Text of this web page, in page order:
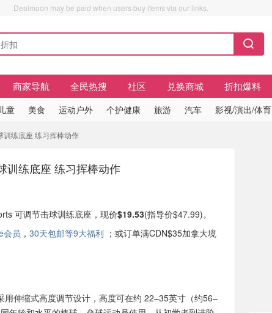
Dealmoon may be paid when users buy items via our links.
商家导航 全民热搜 社区 兑换商城 折扣爆料
童 美食 运动户外 个护健康 旅游 汽车 影视/演出/体育
练底座 练习挥棒动作
训练底座 练习挥棒动作
可调节击球训练底座，现价$19.53(指导价$47.99)。
会员 ， 30天包邮等9大福利 ；或订单满CDN$35加拿大境
用伸缩式高度调节设计，高度可在约 22–35英寸（约56–